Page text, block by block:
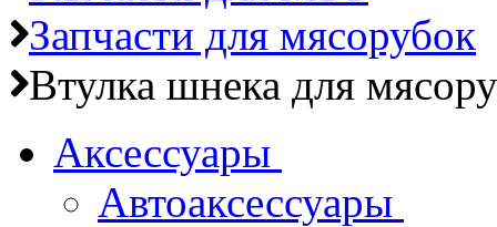
Запчасти для мясорубок
Втулка шнека для
Аксессуары
Автоаксессуары